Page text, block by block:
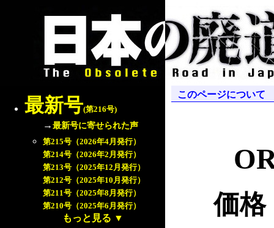
最新号(第216号)
→最新号に寄せられた声
第215号（2026年4月発行）
第214号（2026年2月発行）
第213号（2025年12月発行）
第212号（2025年10月発行）
第211号（2025年8月発行）
第210号（2025年6月発行）
もっと見る ▼
このページについて
価格